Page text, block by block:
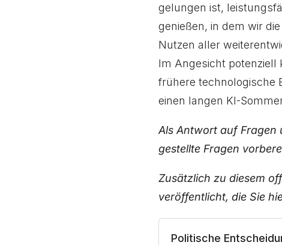
gelungen ist,
genießen, in dem wir
Nutzen aller
Im Angesicht potenziell
frühere technologische
einen langen KI-
Als Antwort auf Fragen
gestellte Fragen
Zusätzlich zu diesem
veröffentlicht, die Sie
Politische